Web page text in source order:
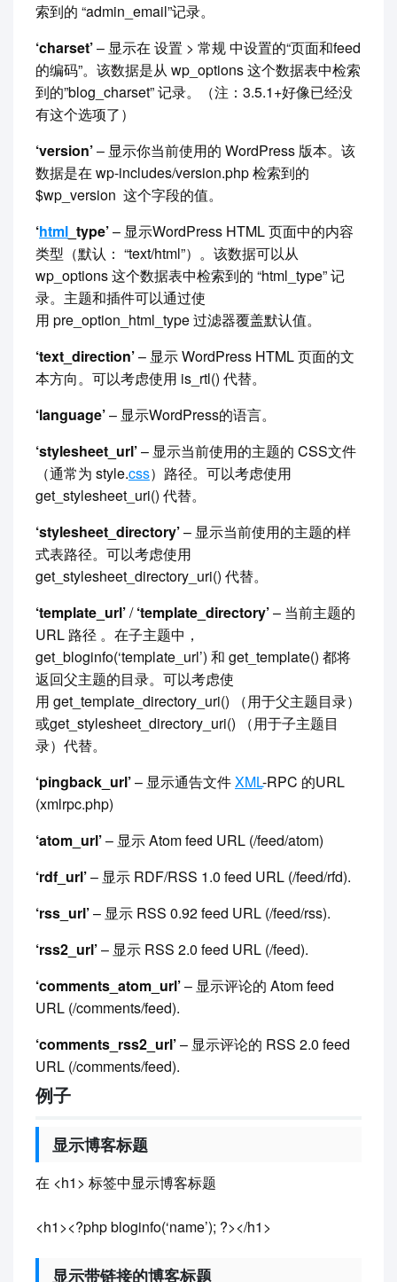
索到的 “admin_email”记录。
‘charset’– 显示在 设置 > 常规 中设置的“页面和feed
的编码”。该数据是从 wp_options 这个数据表中检索
到的”blog_charset” 记录。（注：3.5.1+好像已经没
有这个选项了）
‘version’– 显示你当前使用的 WordPress 版本。该
数据是在 wp-includes/version.php 检索到的
$wp_version 这个字段的值。
‘html _type’– 显示WordPress HTML 页面中的内容
类型（默认： “text/html”）。该数据可以从
wp_options 这个数据表中检索到的 “html_type” 记
录。主题和插件可以通过使
用 pre_option_html_type 过滤器覆盖默认值。
‘text_direction’– 显示 WordPress HTML 页面的文
本方向。可以考虑使用 is_rtl() 代替。
‘language’– 显示WordPress的语言。
‘stylesheet_url’– 显示当前使用的主题的 CSS文件
（通常为 style.css）路径。可以考虑使用
get_stylesheet_uri() 代替。
‘stylesheet_directory’– 显示当前使用的主题的样
式表路径。可以考虑使用
get_stylesheet_directory_uri() 代替。
‘template_url’/‘template_directory’– 当前主题的
URL 路径 。在子主题中，
get_bloginfo(‘template_url’) 和 get_template() 都将
返回父主题的目录。可以考虑使
用 get_template_directory_uri() （用于父主题目录）
或get_stylesheet_directory_uri() （用于子主题目
录）代替。
‘pingback_url’– 显示通告文件XML-RPC 的URL
(xmlrpc.php)
‘atom_url’– 显示 Atom feed URL (/feed/atom)
‘rdf_url’– 显示 RDF/RSS 1.0 feed URL (/feed/rfd).
‘rss_url’– 显示 RSS 0.92 feed URL (/feed/rss).
‘rss2_url’– 显示 RSS 2.0 feed URL (/feed).
‘comments_atom_url’– 显示评论的 Atom feed
URL (/comments/feed).
‘comments_rss2_url’– 显示评论的 RSS 2.0 feed
URL (/comments/feed).
例子
显示博客标题
在 <h1> 标签中显示博客标题
<h1><?php bloginfo(‘name’); ?></h1>
显示带链接的博客标题